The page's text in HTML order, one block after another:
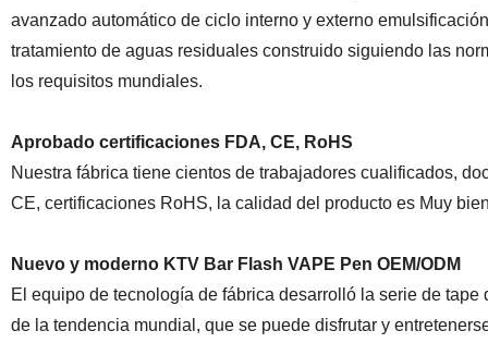
avanzado automático de ciclo interno y externo
tratamiento de aguas residuales construido siguiendo las
los requisitos mundiales.
Aprobado certificaciones FDA, CE, RoHS
Nuestra fábrica tiene cientos de trabajadores cualificados,
CE, certificaciones RoHS, la calidad del producto es Muy
Nuevo y moderno KTV Bar Flash VAPE Pen OEM/ODM
El equipo de tecnología de fábrica desarrolló la serie de
de la tendencia mundial, que se puede disfrutar y